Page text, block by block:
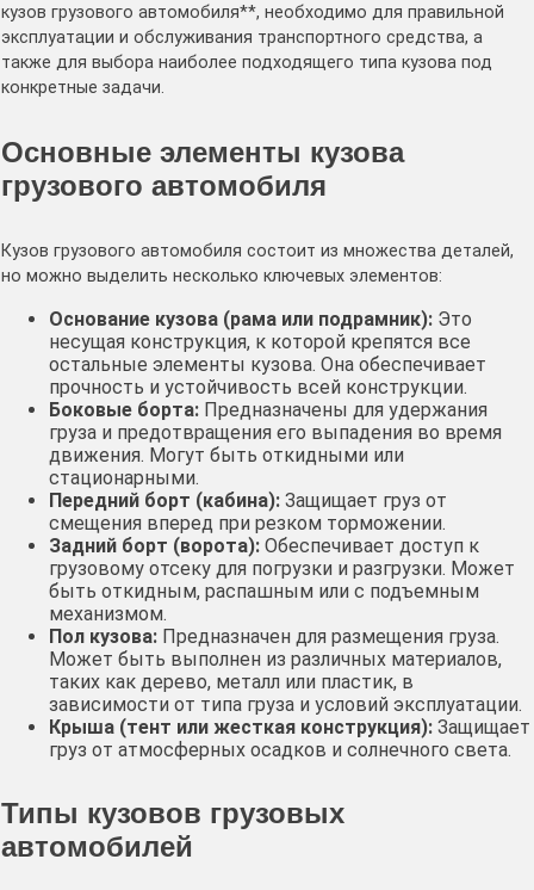
кузов грузового автомобиля**, необходимо для правильной
эксплуатации и обслуживания транспортного средства, а
также для выбора наиболее подходящего типа кузова под
конкретные задачи.
Основные элементы кузова
грузового автомобиля
Кузов грузового автомобиля состоит из множества деталей,
но можно выделить несколько ключевых элементов:
Основание кузова (рама или подрамник): Это
несущая конструкция, к которой крепятся все
остальные элементы кузова. Она обеспечивает
прочность и устойчивость всей конструкции.
Боковые борта: Предназначены для удержания
груза и предотвращения его выпадения во время
движения. Могут быть откидными или
стационарными.
Передний борт (кабина): Защищает груз от
смещения вперед при резком торможении.
Задний борт (ворота): Обеспечивает доступ к
грузовому отсеку для погрузки и разгрузки. Может
быть откидным, распашным или с подъемным
механизмом.
Пол кузова: Предназначен для размещения груза.
Может быть выполнен из различных материалов,
таких как дерево, металл или пластик, в
зависимости от типа груза и условий эксплуатации.
Крыша (тент или жесткая конструкция): Защищает
груз от атмосферных осадков и солнечного света.
Типы кузовов грузовых
автомобилей